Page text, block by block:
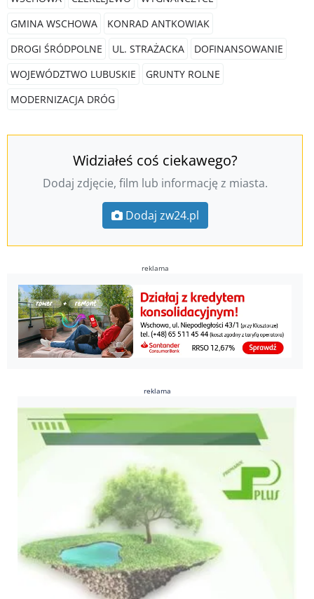
GMINA WSCHOWA
KONRAD ANTKOWIAK
DROGI ŚRÓDPOLNE
UL. STRAŻACKA
DOFINANSOWANIE
WOJEWÓDZTWO LUBUSKIE
GRUNTY ROLNE
MODERNIZACJA DRÓG
Widziałeś coś ciekawego?
Dodaj zdjęcie, film lub informację z miasta.
Dodaj zw24.pl
reklama
reklama